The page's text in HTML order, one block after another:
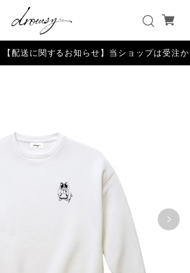
【配送に関するお知らせ】当ショップは受注